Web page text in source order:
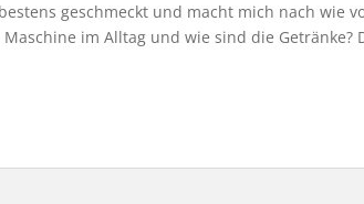
geschmeckt und macht mich nach wie
im Alltag und wie sind die Getränke?